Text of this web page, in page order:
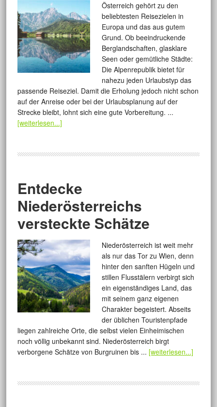
Österreich gehört zu den
beliebtesten Reisezielen in
Europa und das aus gutem
Grund. Ob beeindruckende
Berglandschaften, glasklare
Seen oder gemütliche Städte:
Die Alpenrepublik bietet für
nahezu jeden Urlaubstyp das
passende Reiseziel. Damit die Erholung jedoch nicht schon
auf der Anreise oder bei der Urlaubsplanung auf der
Strecke bleibt, lohnt sich eine gute Vorbereitung. ...
[weiterlesen...]
Entdecke
Niederösterreichs
versteckte Schätze
Niederösterreich ist weit mehr
als nur das Tor zu Wien, denn
hinter den sanften Hügeln und
stillen Flusstälern verbirgt sich
ein eigenständiges Land, das
mit seinem ganz eigenen
Charakter begeistert. Abseits
der üblichen Touristenpfade
liegen zahlreiche Orte, die selbst vielen Einheimischen
noch völlig unbekannt sind. Niederösterreich birgt
verborgene Schätze von Burgruinen bis ... [weiterlesen...]